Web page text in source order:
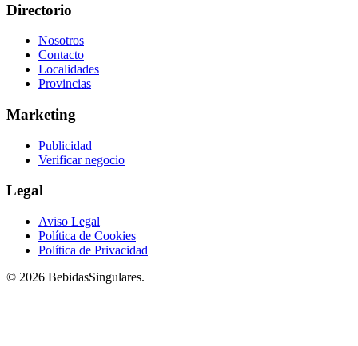
Directorio
Nosotros
Contacto
Localidades
Provincias
Marketing
Publicidad
Verificar negocio
Legal
Aviso Legal
Política de Cookies
Política de Privacidad
© 2026 BebidasSingulares.